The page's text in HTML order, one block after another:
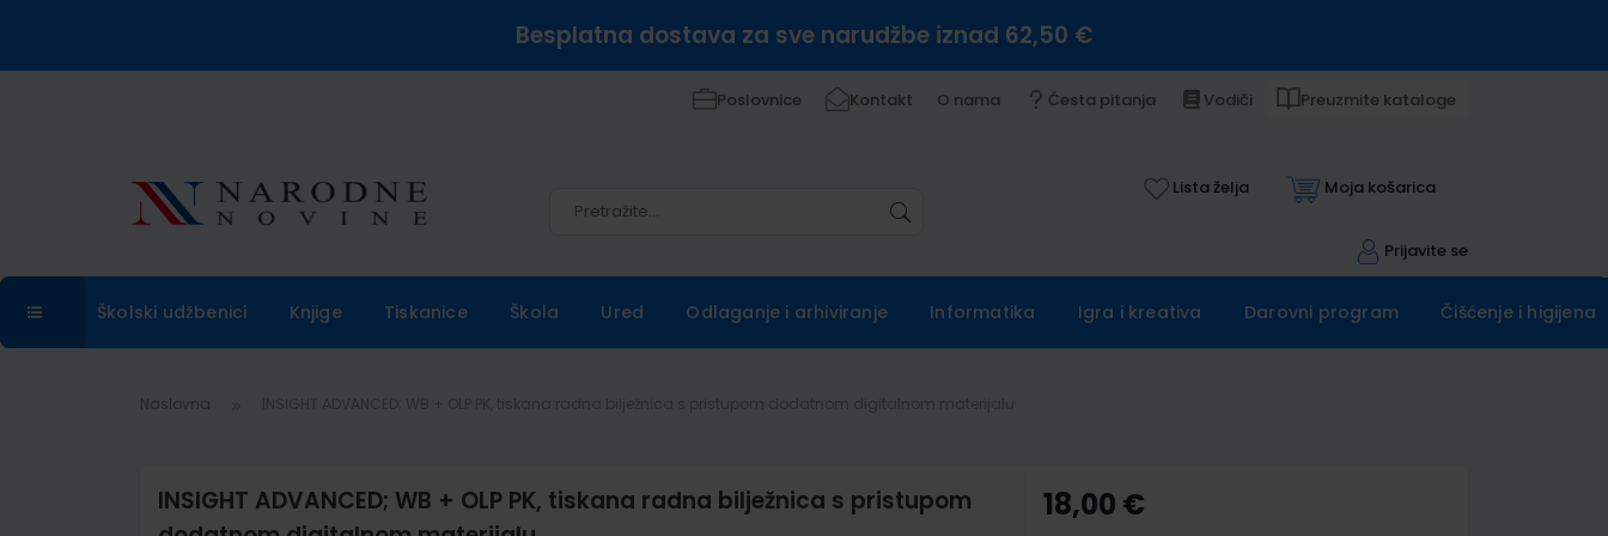
Besplatna dostava za sve narudžbe iznad 62,50 €
Poslovnice Kontakt O nama Česta pitanja Vodiči Preuzmite kataloge
Lista želja Moja košarica
Prijavite se
Školski udžbenici Knjige Tiskanice Škola Ured Odlaganje i arhiviranje Informatika Igra i kreativa Darovni program Čišćenje i higijena
Naslovna
INSIGHT ADVANCED; WB + OLP PK, tiskana radna bilježnica s pristupom
18,00 €